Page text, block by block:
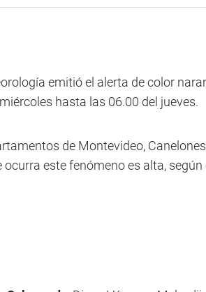
emitió el alerta de color
hasta las 06.00 del jueves.
de Montevideo,
ocurra este fenómeno es alta,